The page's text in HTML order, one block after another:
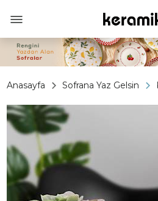
Anasayfa Sofrana Yaz Gelsin